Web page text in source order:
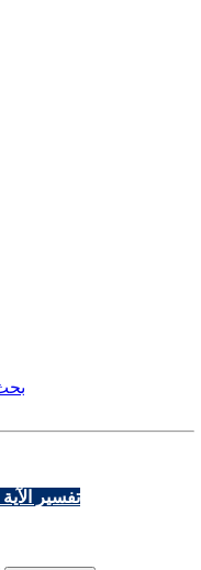
تفسير الآية